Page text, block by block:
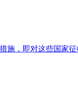
，即对这些国家